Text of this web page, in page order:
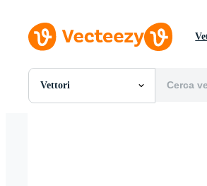
Vettori
Tutte Immagini